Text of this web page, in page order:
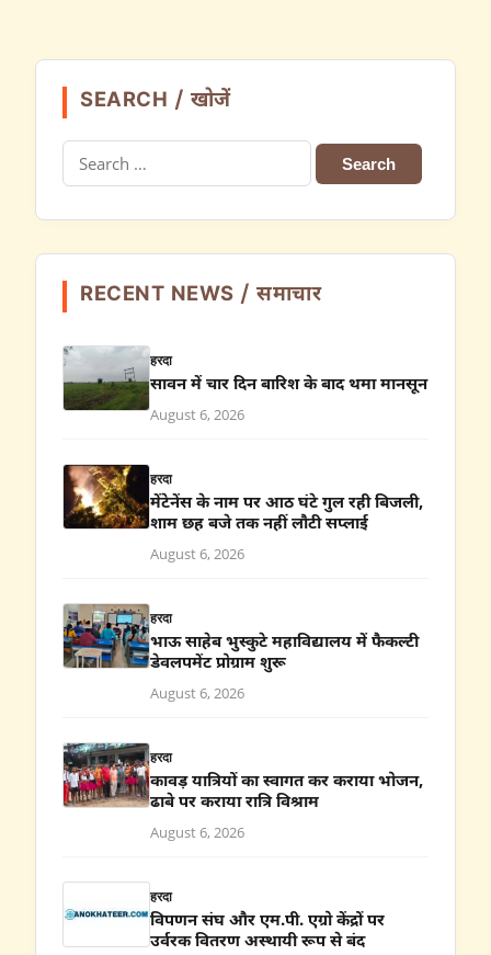
SEARCH / खोजें
Search
for:
RECENT NEWS / समाचार
हरदा
सावन में चार दिन बारिश के बाद थमा मानसून
August 6, 2026
हरदा
मेंटेनेंस के नाम पर आठ घंटे गुल रही बिजली,
शाम छह बजे तक नहीं लौटी सप्लाई
August 6, 2026
हरदा
भाऊ साहेब भुस्कुटे महाविद्यालय में फैकल्टी
डेवलपमेंट प्रोग्राम शुरू
August 6, 2026
हरदा
कावड़ यात्रियों का स्वागत कर कराया भोजन,
ढाबे पर कराया रात्रि विश्राम
August 6, 2026
हरदा
विपणन संघ और एम.पी. एग्रो केंद्रों पर
उर्वरक वितरण अस्थायी रूप से बंद